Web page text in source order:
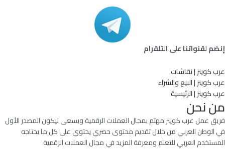
إنضم لقنواتنا على التلقرام
عرب كوينز | نقاشات
عرب كوينز | البيع والشراء
عرب كوينز | الرئيسية
من نحن
فريق عمل عرب كوينز مهتم بمجال العملات الرقمية ويسعى ليكون المصدر الأول
في الوطن العربي من خلال تقديم محتوى حصري يحتوي على كل ما يحتاجه
المستخدم العربي للتعلم ومعرفة المزيد في مجال العملات الرقمية